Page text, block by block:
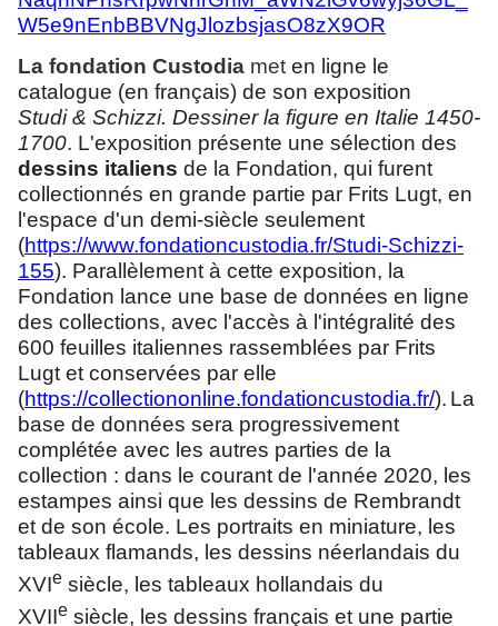
W5e9nEnbBBVNgJlozbsjasO8zX9OR
La fondation Custodia met en ligne le
catalogue (en français) de son exposition
Studi & Schizzi. Dessiner la figure en Italie 1450-
1700. L'exposition présente une sélection des
dessins italiens de la Fondation, qui furent
collectionnés en grande partie par Frits Lugt, en
l'espace d'un demi-siècle seulement
(https://www.fondationcustodia.fr/Studi-Schizzi-
155). Parallèlement à cette exposition, la
Fondation lance une base de données en ligne
des collections, avec l'accès à l'intégralité des
600 feuilles italiennes rassemblées par Frits
Lugt et conservées par elle
(https://collectiononline.fondationcustodia.fr/). La
base de données sera progressivement
complétée avec les autres parties de la
collection : dans le courant de l'année 2020, les
estampes ainsi que les dessins de Rembrandt
et de son école. Les portraits en miniature, les
tableaux flamands, les dessins néerlandais du
XVIe siècle, les tableaux hollandais du
XVIIe siècle, les dessins français et une partie